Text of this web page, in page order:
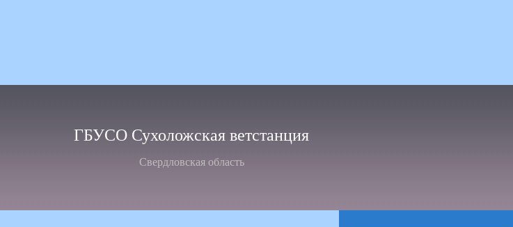
ГБУСО Сухоложская ветстанция
Свердловская область